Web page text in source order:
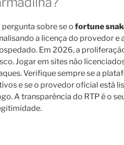
pergunta sobre se o fortune
a licença do provedor e
Em 2026, a
Jogar em sites não
Verifique sempre se a
e se o provedor oficial está
A transparência do RTP é o